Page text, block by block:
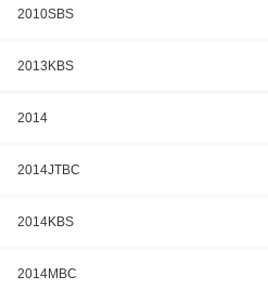
2010SBS
2013KBS
2014
2014JTBC
2014KBS
2014MBC